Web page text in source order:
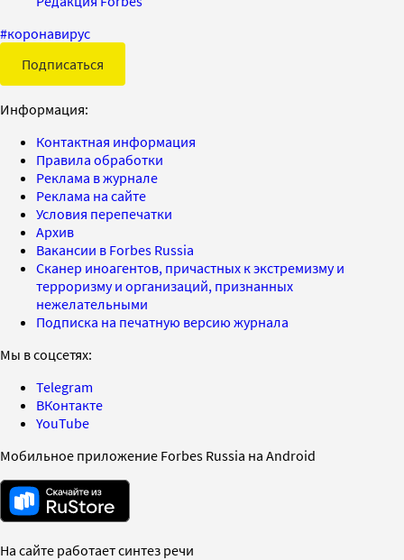
#коронавирус
Подписаться
Информация:
Контактная информация
Правила обработки
Реклама в журнале
Реклама на сайте
Условия перепечатки
Архив
Вакансии в Forbes Russia
Сканер иноагентов, причастных к экстремизму и
терроризму и организаций, признанных
нежелательными
Подписка на печатную версию журнала
Мы в соцсетях:
Telegram
ВКонтакте
YouTube
Мобильное приложение Forbes Russia на Android
На сайте работает синтез речи